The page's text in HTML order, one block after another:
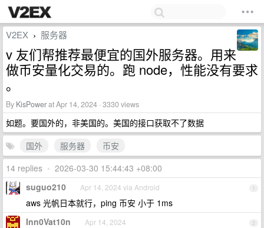
V2EX › 服务器
v 友们帮推荐最便宜的国外服务器。用来
做币安量化交易的。跑 node，性能没有要求
。
By KisPowerat Apr 14, 2024 · 3330 views
如题。要国外的，非美国的。美国的接口获取不了数据
国外
服务器
币安
14 replies • 2026-03-30 15:44:43 +08:00
1
suguo210 Apr 14, 2024 via Android
aws 光帆日本就行，ping 币安 小于 1ms
2
Inn0Vat10n Apr 14, 2024